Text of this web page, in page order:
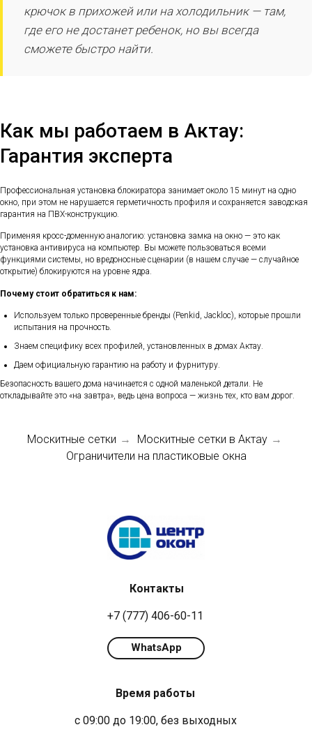
крючок в прихожей или на холодильник — там,
где его не достанет ребенок, но вы всегда
сможете быстро найти.
Как мы работаем в Актау:
Гарантия эксперта
Профессиональная установка блокиратора занимает около 15 минут на одно
окно, при этом не нарушается герметичность профиля и сохраняется заводская
гарантия на ПВХ-конструкцию.
Применяя кросс-доменную аналогию: установка замка на окно — это как
установка антивируса на компьютер. Вы можете пользоваться всеми
функциями системы, но вредоносные сценарии (в нашем случае — случайное
открытие) блокируются на уровне ядра.
Почему стоит обратиться к нам:
Используем только проверенные бренды (Penkid, Jackloc), которые прошли
испытания на прочность.
Знаем специфику всех профилей, установленных в домах Актау.
Даем официальную гарантию на работу и фурнитуру.
Безопасность вашего дома начинается с одной маленькой детали. Не
откладывайте это «на завтра», ведь цена вопроса — жизнь тех, кто вам дорог.
Москитные сетки → Москитные сетки в Актау →
Ограничители на пластиковые окна
+7 (777) 406-60-11
с 09:00 до 19:00, без выходных
Время работы
Контакты
WhatsApp